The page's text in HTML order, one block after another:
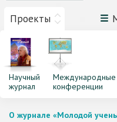
Проекты
Научный
журнал
Международные
конференции
О журнале «Молодой